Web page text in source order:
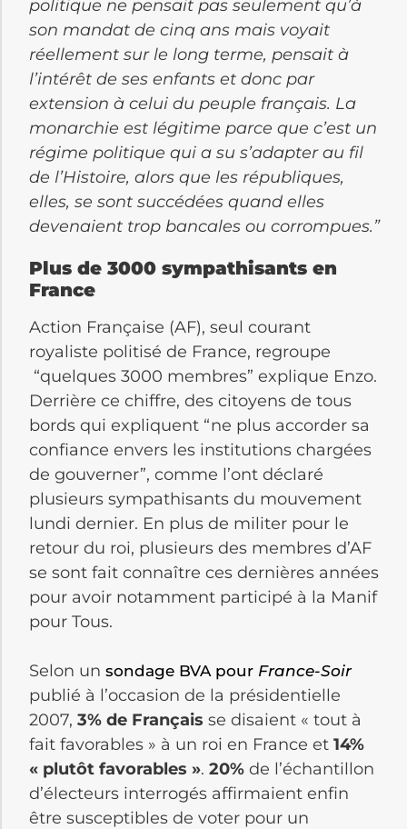
politique ne pensait pas seulement qu’à
son mandat de cinq ans mais voyait
réellement sur le long terme, pensait à
l’intérêt de ses enfants et donc par
extension à celui du peuple français. La
monarchie est légitime parce que c’est un
régime politique qui a su s’adapter au fil
de l’Histoire, alors que les républiques,
elles, se sont succédées quand elles
devenaient trop bancales ou corrompues.”
Plus de 3000 sympathisants en
France
Action Française (AF), seul courant
royaliste politisé de France, regroupe
“quelques 3000 membres” explique Enzo.
Derrière ce chiffre, des citoyens de tous
bords qui expliquent “ne plus accorder sa
confiance envers les institutions chargées
de gouverner”, comme l’ont déclaré
plusieurs sympathisants du mouvement
lundi dernier. En plus de militer pour le
retour du roi, plusieurs des membres d’AF
se sont fait connaître ces dernières années
pour avoir notamment participé à la Manif
pour Tous.
Selon un sondage BVA pour France-Soir
publié à l’occasion de la présidentielle
2007, 3% de Français se disaient « tout à
fait favorables » à un roi en France et 14%
« plutôt favorables ». 20% de l’échantillon
d’électeurs interrogés affirmaient enfin
être susceptibles de voter pour un